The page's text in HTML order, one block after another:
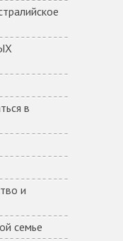
в
и
семье